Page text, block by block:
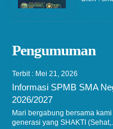
Pengumuman
Terbit : Mei 21, 2026
Informasi SPMB SMA
2026/2027
Mari bergabung bersama
generasi yang SHAKTI